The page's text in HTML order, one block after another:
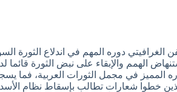
دوره المهم في اندلاع الثورة
الهمم والإبقاء على نبض الثورة قائما
في مجمل الثورات العربية، فما
خطوا شعارات تطالب بإسقاط نظام